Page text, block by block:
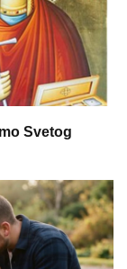
Svetog